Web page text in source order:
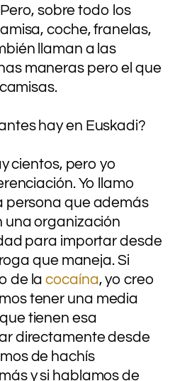
sobre todo los
coche, franelas,
llaman a las
maneras pero el que
hay en Euskadi?
cientos, pero yo
Yo llamo
persona que además
una organización
para importar desde
que maneja. Si
de lacocaína, yo creo
tener una media
tienen esa
directamente desde
de hachís
y si hablamos de